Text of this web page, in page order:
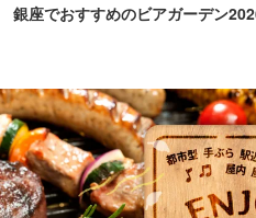
銀座でおすすめのビアガーデン